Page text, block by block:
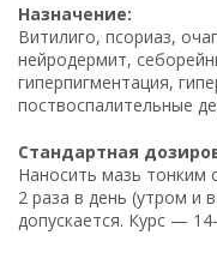
Назначение:
Витилиго, псориаз,
нейродермит,
гиперпигментация,
поствоспалительные
Стандартная
Наносить мазь тонким
2 раза в день (утром и
допускается. Курс —